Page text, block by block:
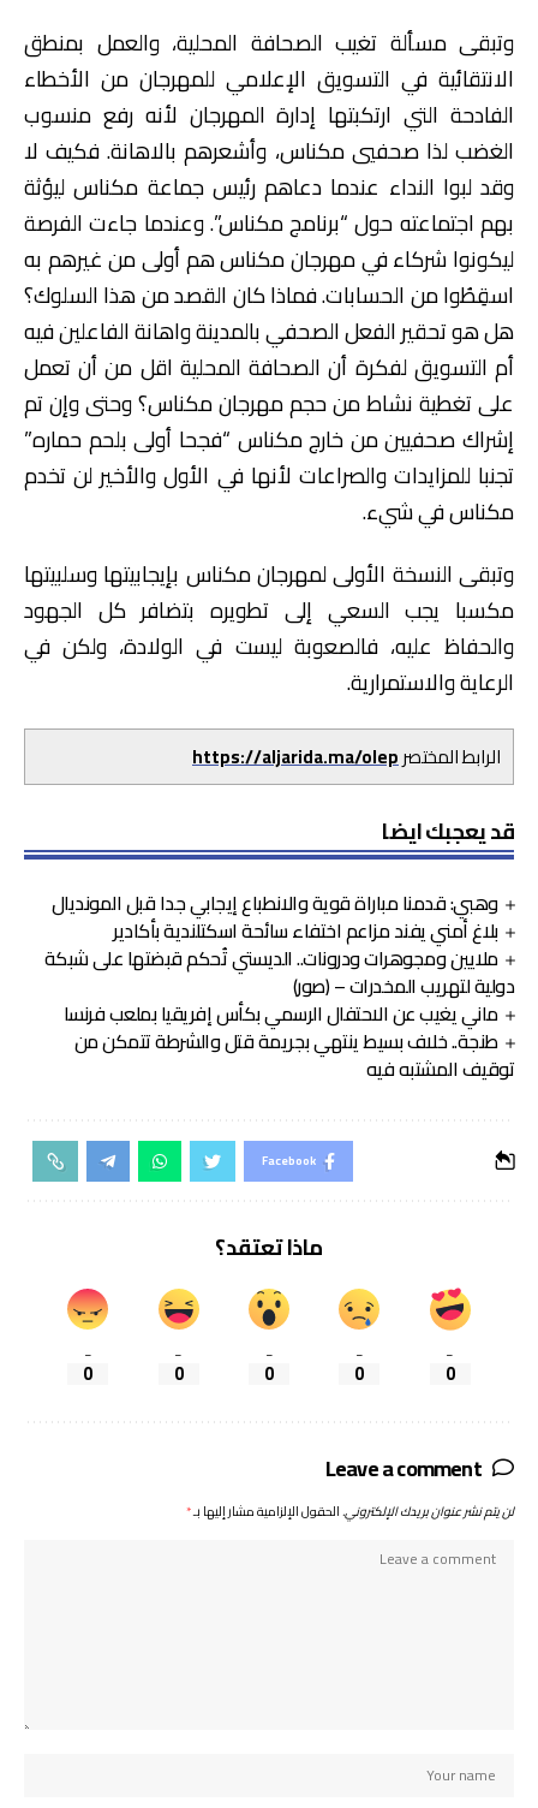
وتبقى مسألة تغيب الصحافة المحلية، والعمل بمنطق
الانتقائية في التسويق الإعلامي للمهرجان من الأخطاء
الفادحة التي ارتكبتها إدارة المهرجان لأنه رفع منسوب
الغضب لذا صحفيي مكناس، وأشعرهم بالاهانة. فكيف لا
وقد لبوا النداء عندما دعاهم رئيس جماعة مكناس ليؤثة
بهم اجتماعته حول “برنامج مكناس”. وعندما جاءت الفرصة
ليكونوا شركاء في مهرجان مكناس هم أولى من غيرهم به
اسقِطُوا من الحسابات. فماذا كان القصد من هذا السلوك؟
هل هو تحقير الفعل الصحفي بالمدينة واهانة الفاعلين فيه
أم التسويق لفكرة أن الصحافة المحلية اقل من أن تعمل
على تغطية نشاط من حجم مهرجان مكناس؟ وحتى وإن تم
إشراك صحفيين من خارج مكناس “فجحا أولى بلحم حماره”
تجنبا للمزايدات والصراعات لأنها في الأول والأخير لن تخدم
مكناس في شيء.
وتبقى النسخة الأولى لمهرجان مكناس بإيجابيتها وسلبيتها
مكسبا يجب السعي إلى تطويره بتضافر كل الجهود
والحفاظ عليه، فالصعوبة ليست في الولادة، ولكن في
الرعاية والاستمرارية.
الرابط المختصرhttps://aljarida.ma/olep
قد يعجبك ايضا
وهبي: قدمنا مباراة قوية والانطباع إيجابي جدا قبل المونديال
بلاغ أمني يفند مزاعم اختفاء سائحة اسكتلندية بأكادير
ملايين ومجوهرات ودرونات.. الديستي تُحكم قبضتها على شبكة
دولية لتهريب المخدرات – (صور)
ماني يغيب عن الاحتفال الرسمي بكأس إفريقيا بملعب فرنسا
طنجة.. خلاف بسيط ينتهي بجريمة قتل والشرطة تتمكن من
توقيف المشتبه فيه
Facebook
ماذا تعتقد؟
0
0
0
0
0
Leave a comment
لن يتم نشر عنوان بريدك الإلكتروني.الحقول الإلزامية مشار إليها بـ*